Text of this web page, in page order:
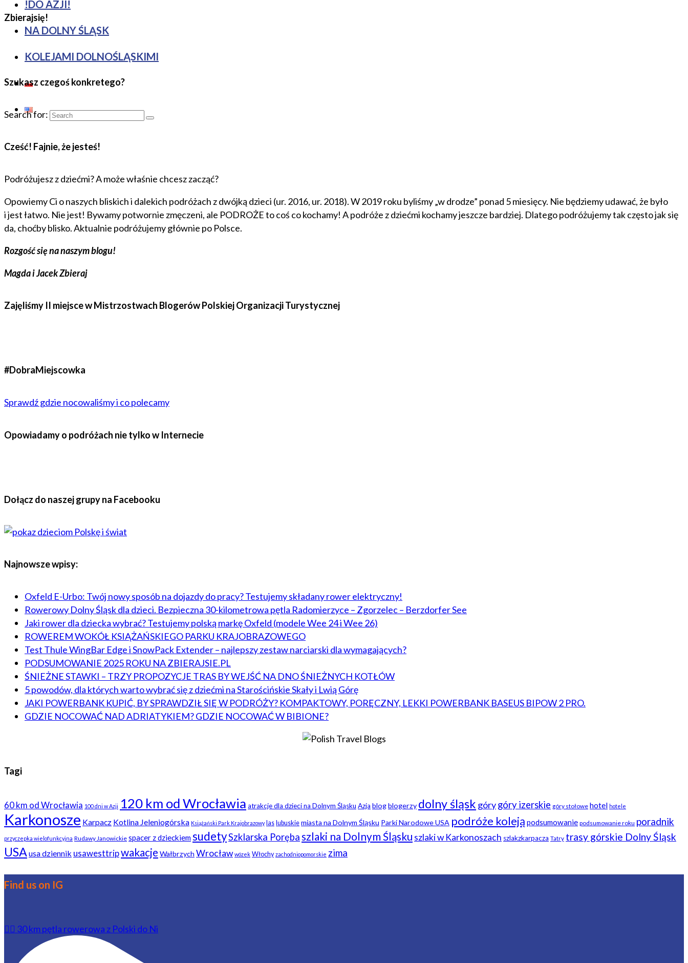
!DO AZJI!
NA DOLNY ŚLĄSK
KOLEJAMI DOLNOŚLĄSKIMI
Zbierajsię!
Szukasz czegoś konkretego?
Search for:
Cześć! Fajnie, że jesteś!
Podróżujesz z dziećmi? A może właśnie chcesz zacząć?
Opowiemy Ci o naszych bliskich i dalekich podróżach z dwójką dzieci (ur. 2016, ur. 2018). W 2019 roku byliśmy „w drodze” ponad 5 miesięcy. Nie będziemy udawać, że było
i jest łatwo. Nie jest! Bywamy potwornie zmęczeni, ale PODROŻE to coś co kochamy! A podróże z dziećmi kochamy jeszcze bardziej. Dlatego podróżujemy tak często jak się
da, choćby blisko. Aktualnie podróżujemy głównie po Polsce.
Rozgość się na naszym blogu!
Magda i Jacek Zbieraj
Zajęliśmy II miejsce w Mistrzostwach Blogerów Polskiej Organizacji Turystycznej
#DobraMiejscowka
Sprawdź gdzie nocowaliśmy i co polecamy
Opowiadamy o podróżach nie tylko w Internecie
Dołącz do naszej grupy na Facebooku
Najnowsze wpisy:
Oxfeld E-Urbo: Twój nowy sposób na dojazdy do pracy? Testujemy składany rower elektryczny!
Rowerowy Dolny Śląsk dla dzieci. Bezpieczna 30-kilometrowa pętla Radomierzyce – Zgorzelec – Berzdorfer See
Jaki rower dla dziecka wybrać? Testujemy polską markę Oxfeld (modele Wee 24 i Wee 26)
ROWEREM WOKÓŁ KSIĄŻAŃSKIEGO PARKU KRAJOBRAZOWEGO
Test Thule WingBar Edge i SnowPack Extender – najlepszy zestaw narciarski dla wymagających?
PODSUMOWANIE 2025 ROKU NA ZBIERAJSIE.PL
ŚNIEŻNE STAWKI – TRZY PROPOZYCJE TRAS BY WEJŚĆ NA DNO ŚNIEŻNYCH KOTŁÓW
5 powodów, dla których warto wybrać się z dziećmi na Starościńskie Skały i Lwią Górę
JAKI POWERBANK KUPIĆ, BY SPRAWDZIŁ SIĘ W PODRÓŻY? KOMPAKTOWY, PORĘCZNY, LEKKI POWERBANK BASEUS BIPOW 2 PRO.
GDZIE NOCOWAĆ NAD ADRIATYKIEM? GDZIE NOCOWAĆ W BIBIONE?
Tagi
60 km od Wrocławia 100 dni w Azji 120 km od Wrocławia atrakcje dla dzieci na Dolnym Śląsku Azja blogblogerzy dolny śląsk górygóry izerskie góry stołowe hotel hotele
Karkonosze Karpacz Kotlina Jeleniogórska Książański Park Krajobrazowy las lubuskie miasta na Dolnym Śląsku Parki Narodowe USA podróże koleją podsumowanie podsumowanie roku poradnik
przyczepka wielofunkcyjna Rudawy Janowickie spacer z dzieckiemsudetySzklarska Porębaszlaki na Dolnym Śląsku szlaki w Karkonoszach szlakzkarpacza Tatry trasy górskie Dolny Śląsk
USAusa dziennik usawesttripwakacje Wałbrzych Wrocław wózek Włochy zachodniopomorskie zima
Find us on IG
🚴‍♂️ 30 km pętla rowerowa z Polski do Ni